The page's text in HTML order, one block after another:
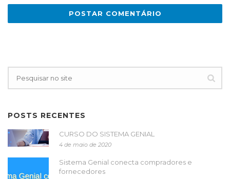
POSTS RECENTES
CURSO DO SISTEMA GENIAL
4 de maio de 2020
Sistema Genial conecta compradores e
fornecedores